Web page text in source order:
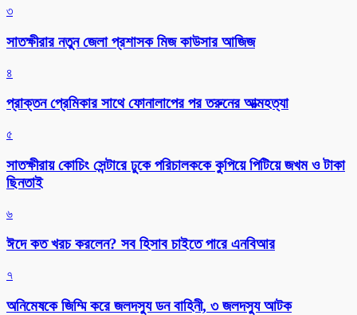
৩
সাতক্ষীরার নতুন জেলা প্রশাসক মিজ কাউসার আজিজ
৪
প্রাক্তন প্রেমিকার সাথে ফোনালাপের পর তরুনের আত্মহত্যা
৫
সাতক্ষীরায় কোচিং সেন্টারে ঢুকে পরিচালককে কুপিয়ে পিটিয়ে জখম ও টাকা
ছিনতাই
৬
ঈদে কত খরচ করলেন? সব হিসাব চাইতে পারে এনবিআর
৭
অনিমেষকে জিম্মি করে জলদস্যু ডন বাহিনী, ৩ জলদস্যু আটক